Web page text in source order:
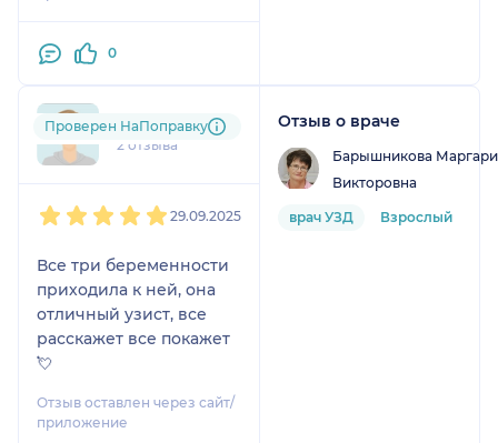
0
Валерия
2 отзыва
Проверен НаПоправку
29.09.2025
Все три беременности
приходила к ней, она
отличный узист, все
расскажет все покажет
💘
Отзыв оставлен через сайт/
приложение
Отзыв о враче
Барышникова
Викторовна
врач УЗД Взрослый